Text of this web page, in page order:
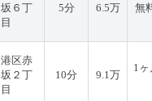
坂６丁
目
5分 6.5万 無
港区赤
坂２丁
目
10分 9.1万
1ヶ